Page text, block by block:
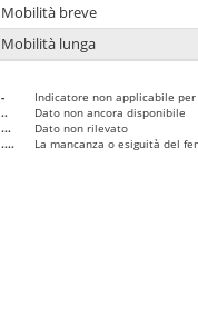
Mobilità breve
Mobilità lunga
-
Indicatore non applicabile
..
Dato non ancora disponibile
...
Dato non rilevato
....
La mancanza o esiguità del